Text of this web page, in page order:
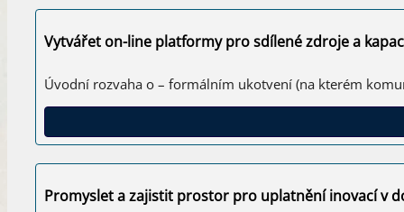
Vytvářet on-line platformy pro sdílené zdroje a
Úvodní rozvaha o – formálním ukotvení (na kterém
Promyslet a zajistit prostor pro uplatnění inovací v